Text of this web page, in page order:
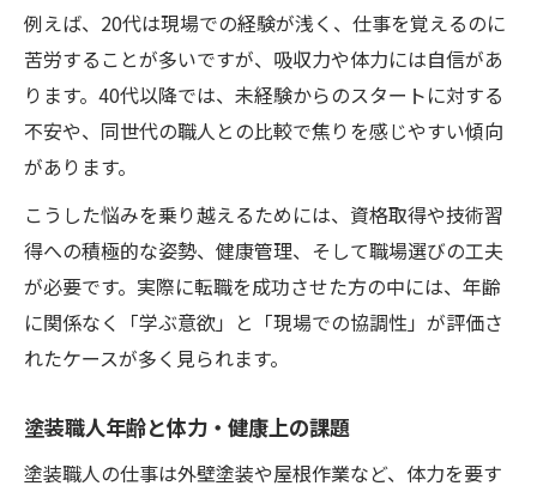
例えば、20代は現場での経験が浅く、仕事を覚えるのに
苦労することが多いですが、吸収力や体力には自信があ
ります。40代以降では、未経験からのスタートに対する
不安や、同世代の職人との比較で焦りを感じやすい傾向
があります。
こうした悩みを乗り越えるためには、資格取得や技術習
得への積極的な姿勢、健康管理、そして職場選びの工夫
が必要です。実際に転職を成功させた方の中には、年齢
に関係なく「学ぶ意欲」と「現場での協調性」が評価さ
れたケースが多く見られます。
塗装職人年齢と体力・健康上の課題
塗装職人の仕事は外壁塗装や屋根作業など、体力を要す